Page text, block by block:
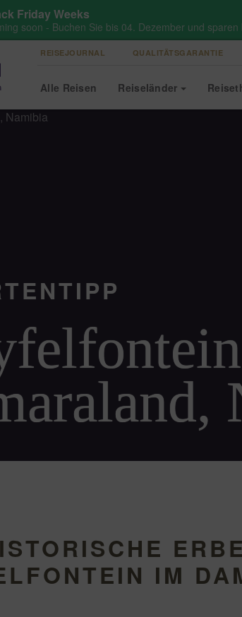
Friday Weeks
soon - Buchen Sie bis 04. Dezember und
REISEJOURNAL QUALITÄTSGARANTIE
Alle Reisen Reiseländer Reise
IM